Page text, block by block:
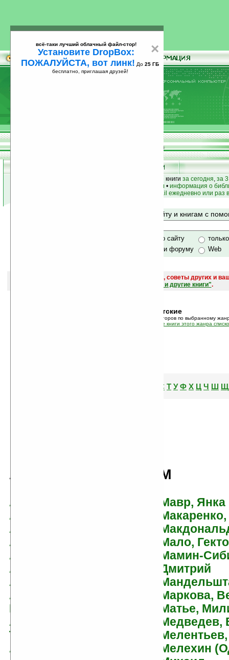
25
• новые книги за сегодня, за
книги по авторам • информация о
на email ежедневно или раз
Поиск по сайту и книгам с
только по сайту
по сайту и форуму
Web
и обсуждение книг, новых, старых, лучших, советы других и
САЙТА "Книги, книги, и другие книги".
Детские
В этом режиме показан список авторов по выбранному
все книги этого жанра
СТУФХ ЦЧ Ш Щ
А
Абгарян, Наринэ
Абрамцева, Наталья
Адамс, Ричард
Адра, Фред
Азимов, Айзек
Азимова, Джанет
Аким, Яков
Акимушкин, Игорь
Иванович
Аксаков, Сергей
Тимофеевич
Александрова, Татьяна
М
Мавр, Янка
Мало,
Мамин-
Дмитрий
Маркова,
Матье,
Медведев,
Мелехин
×
всё-таки лучший облачный файл-стор!
Установите DropBox:
ПОЖАЛУЙСТА, вот линк! До 25 ГБ
бесплатно, приглашая друзей!